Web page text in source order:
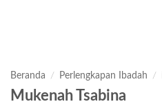
Beranda / Perlengkapan Ibadah /
Mukenah Tsabina